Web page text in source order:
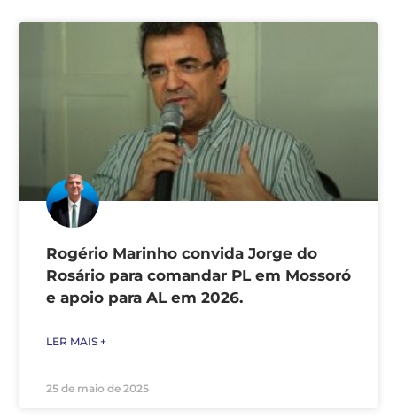
Rogério Marinho convida Jorge do
Rosário para comandar PL em Mossoró
e apoio para AL em 2026.
LER MAIS +
25 de maio de 2025